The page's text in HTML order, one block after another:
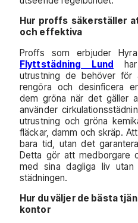
Hur proffs säkerställer
och effektiva
Proffs som erbjuder
Flyttstädning Lund
utrustning de behöver
rengöra och desinficera
dem gröna när det gäller
använder
utrustning och gröna
fläckar, damm och skräp.
bara tid, utan det
Detta gör att medborgare
med sina dagliga liv
städningen.
Hur du väljer de bästa
kontor